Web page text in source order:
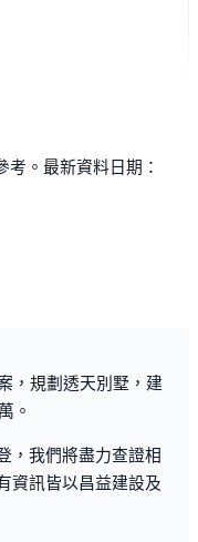
。最新資料日期：
，規劃透天別墅，建
。
，我們將盡力查證相
資訊皆以昌益建設及